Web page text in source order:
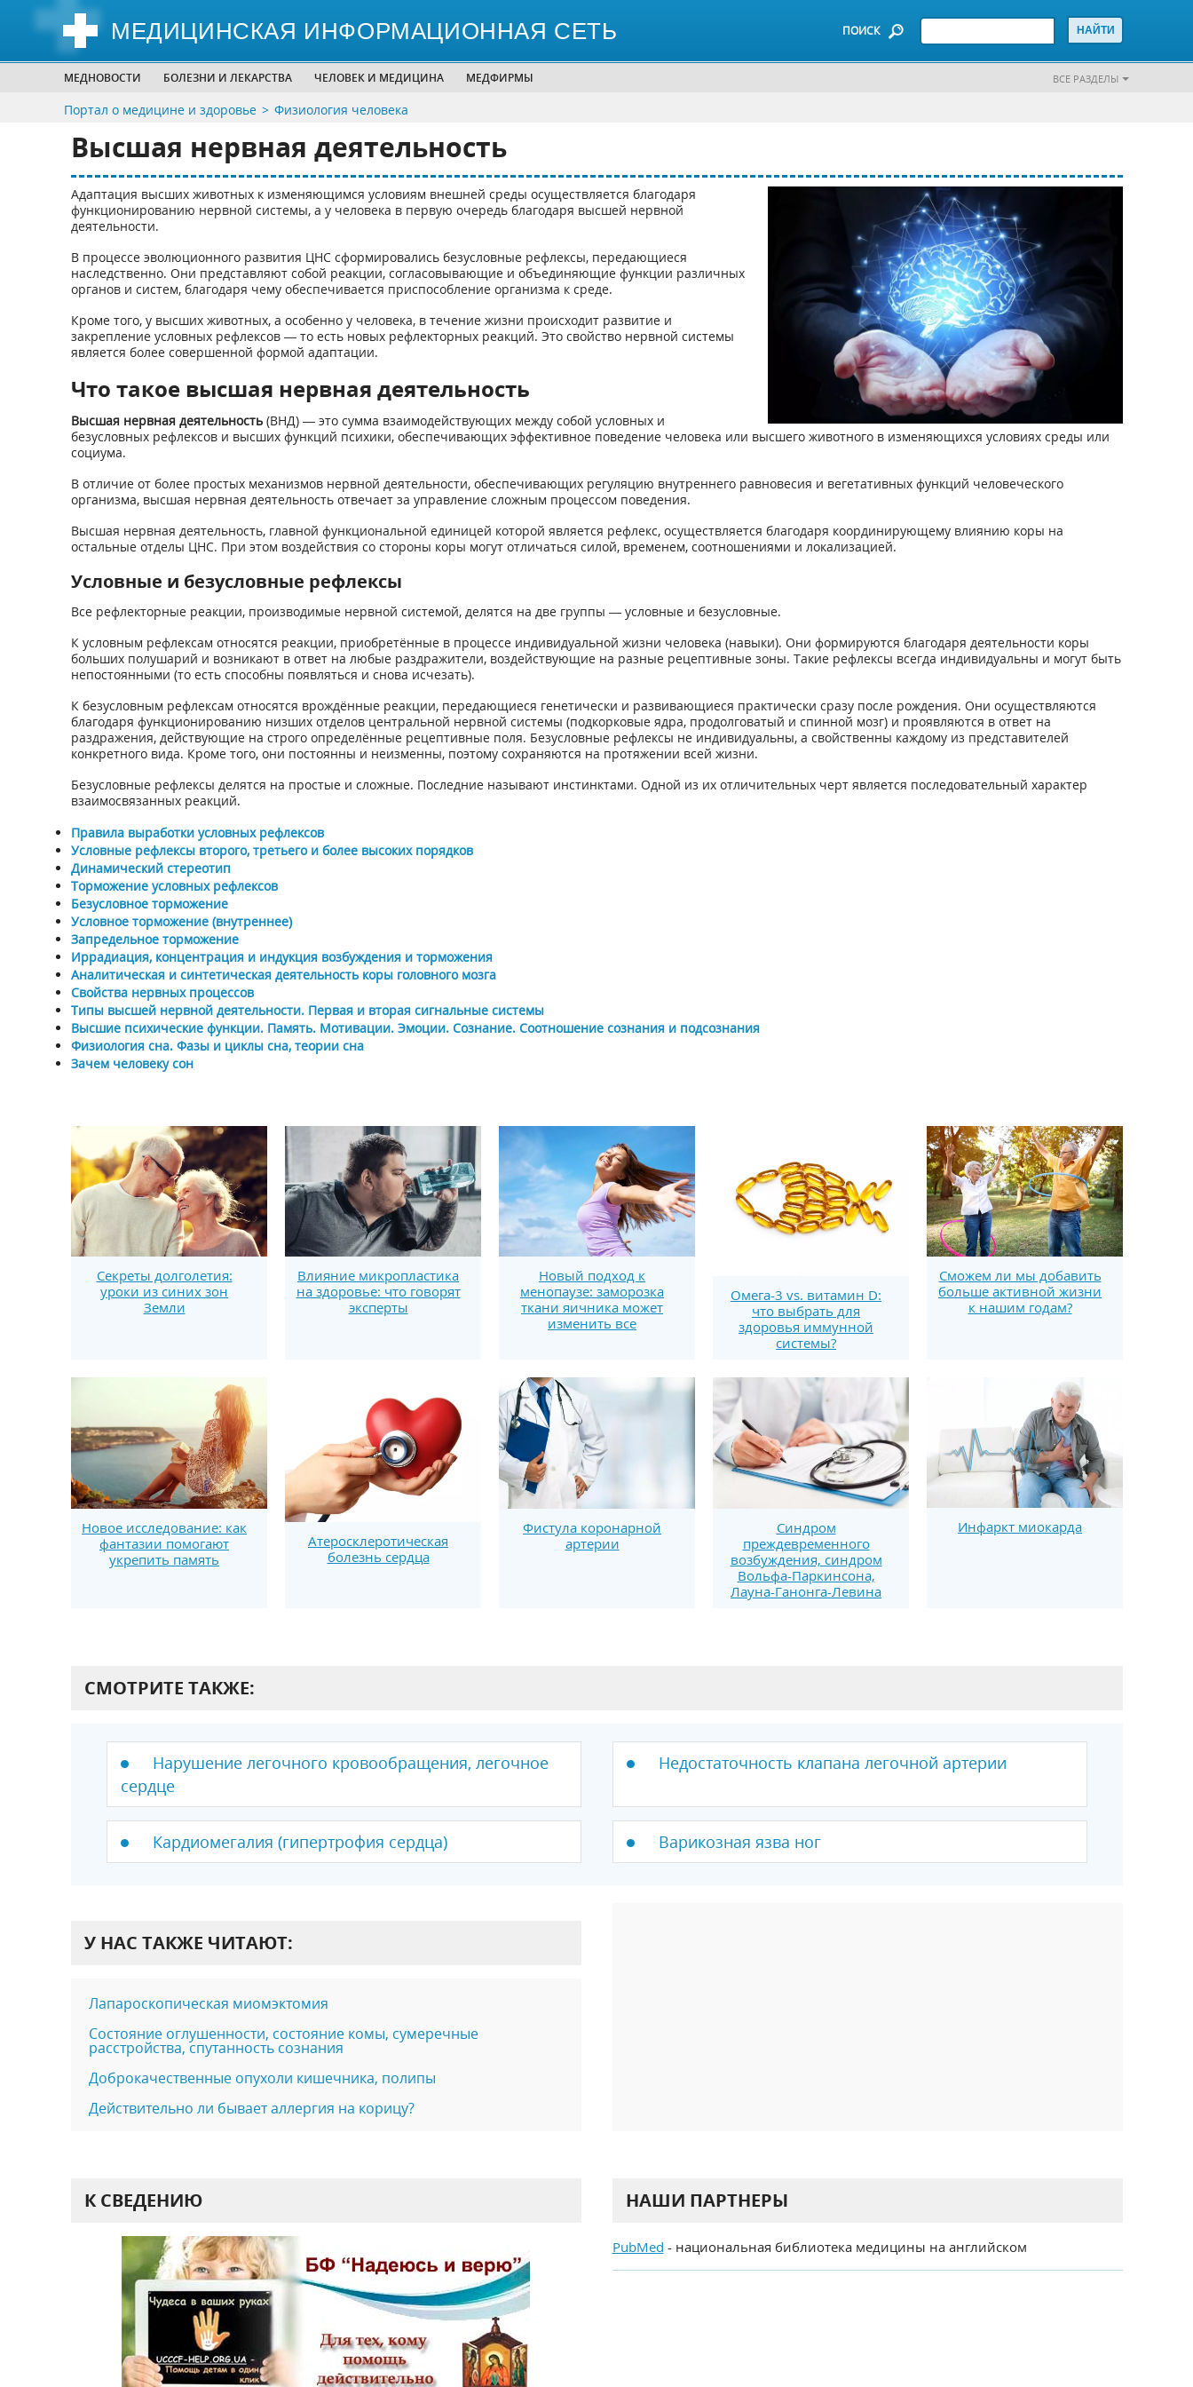
МЕДИЦИНСКАЯ ИНФОРМАЦИОННАЯ СЕТЬ ПОИСК
МЕДНОВОСТИ БОЛЕЗНИ И ЛЕКАРСТВА ЧЕЛОВЕК И МЕДИЦИНА МЕДФИРМЫ ВСЕ РАЗДЕЛЫ
Портал о медицине и здоровье Физиология человека
Высшая нервная деятельность
Адаптация высших животных к изменяющимся условиям внешней среды осуществляется благодаря
функционированию нервной системы, а у человека в первую очередь благодаря высшей нервной
деятельности.
В процессе эволюционного развития ЦНС сформировались безусловные рефлексы, передающиеся
наследственно. Они представляют собой реакции, согласовывающие и объединяющие функции различных
органов и систем, благодаря чему обеспечивается приспособление организма к среде.
Кроме того, у высших животных, а особенно у человека, в течение жизни происходит развитие и
закрепление условных рефлексов — то есть новых рефлекторных реакций. Это свойство нервной системы
является более совершенной формой адаптации.
Что такое высшая нервная деятельность
Высшая нервная деятельность(ВНД) — это сумма взаимодействующих между собой условных и
безусловных рефлексов и высших функций психики, обеспечивающих эффективное поведение человека или высшего животного в изменяющихся условиях среды или
социума.
В отличие от более простых механизмов нервной деятельности, обеспечивающих регуляцию внутреннего равновесия и вегетативных функций человеческого
организма, высшая нервная деятельность отвечает за управление сложным процессом поведения.
Высшая нервная деятельность, главной функциональной единицей которой является рефлекс, осуществляется благодаря координирующему влиянию коры на
остальные отделы ЦНС. При этом воздействия со стороны коры могут отличаться силой, временем, соотношениями и локализацией.
Условные и безусловные рефлексы
Все рефлекторные реакции, производимые нервной системой, делятся на две группы — условные и безусловные.
К условным рефлексам относятся реакции, приобретённые в процессе индивидуальной жизни человека (навыки). Они формируются благодаря деятельности коры
больших полушарий и возникают в ответ на любые раздражители, воздействующие на разные рецептивные зоны. Такие рефлексы всегда индивидуальны и могут быть
непостоянными (то есть способны появляться и снова исчезать).
К безусловным рефлексам относятся врождённые реакции, передающиеся генетически и развивающиеся практически сразу после рождения. Они осуществляются
благодаря функционированию низших отделов центральной нервной системы (подкорковые ядра, продолговатый и спинной мозг) и проявляются в ответ на
раздражения, действующие на строго определённые рецептивные поля. Безусловные рефлексы не индивидуальны, а свойственны каждому из представителей
конкретного вида. Кроме того, они постоянны и неизменны, поэтому сохраняются на протяжении всей жизни.
Безусловные рефлексы делятся на простые и сложные. Последние называют инстинктами. Одной из их отличительных черт является последовательный характер
взаимосвязанных реакций.
Правила выработки условных рефлексов
Условные рефлексы второго, третьего и более высоких порядков
Динамический стереотип
Торможение условных рефлексов
Безусловное торможение
Условное торможение (внутреннее)
Запредельное торможение
Иррадиация, концентрация и индукция возбуждения и торможения
Аналитическая и синтетическая деятельность коры головного мозга
Свойства нервных процессов
Типы высшей нервной деятельности. Первая и вторая сигнальные системы
Высшие психические функции. Память. Мотивации. Эмоции. Сознание. Соотношение сознания и подсознания
Физиология сна. Фазы и циклы сна, теории сна
Зачем человеку сон
Секреты долголетия:
уроки из синих зон
Земли
Влияние микропластика
на здоровье: что говорят
эксперты
Новый подход к
менопаузе: заморозка
ткани яичника может
изменить все
Омега-3 vs. витамин D:
что выбрать для
здоровья иммунной
системы?
Сможем ли мы добавить
больше активной жизни
к нашим годам?
Новое исследование: как
фантазии помогают
укрепить память
Атеросклеротическая
болезнь сердца
Фистула коронарной
артерии
Синдром
преждевременного
возбуждения, синдром
Вольфа-Паркинсона,
Лауна-Ганонга-Левина
Инфаркт миокарда
СМОТРИТЕ ТАКЖЕ:
Нарушение легочного кровообращения, легочное
сердце
Недостаточность клапана легочной артерии
Кардиомегалия (гипертрофия сердца) Варикозная язва ног
У НАС ТАКЖЕ ЧИТАЮТ:
Лапароскопическая миомэктомия
Состояние оглушенности, состояние комы, сумеречные
расстройства, спутанность сознания
Доброкачественные опухоли кишечника, полипы
Действительно ли бывает аллергия на корицу?
К СВЕДЕНИЮ НАШИ ПАРТНЕРЫ
PubMed - национальная библиотека медицины на английском